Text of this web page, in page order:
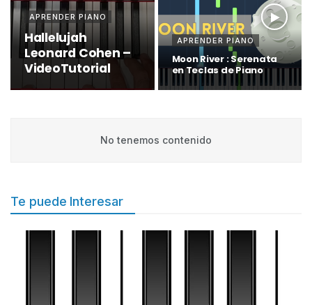
APRENDER PIANO
Hallelujah
Leonard Cohen –
VideoTutorial
APRENDER PIANO
Moon River : Serenata
en Teclas de Piano
No tenemos contenido
Te puede Interesar